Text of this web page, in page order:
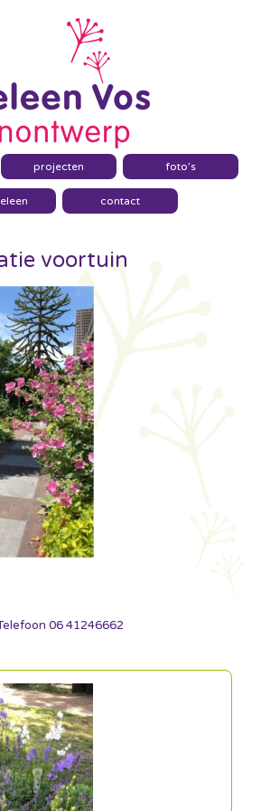
projecten foto’s
contact
voortuin
06 41246662